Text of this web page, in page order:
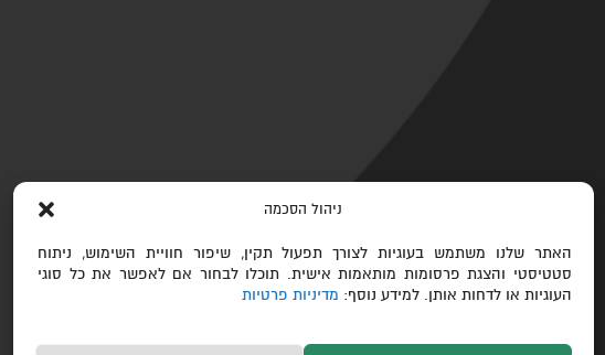
ניהול הסכמה
האתר שלנו משתמש בעוגיות לצורך תפעול תקין, שיפור חוויית השימוש, ניתוח
סטטיסטי והצגת פרסומות מותאמות אישית. תוכלו לבחור אם לאפשר את כל סוגי
העוגיות או לדחות אותן. למידע נוסף: מדיניות פרטיות